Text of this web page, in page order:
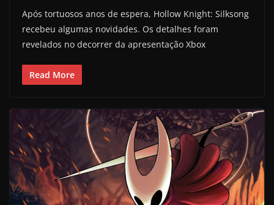
Após tortuosos anos de espera, Hollow Knight: Silksong
recebeu algumas novidades. Os detalhes foram
revelados no decorrer da apresentação Xbox
Read More